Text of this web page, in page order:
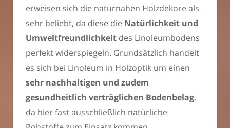
erweisen sich die naturnahen Holzdekore als
sehr beliebt, da diese die Natürlichkeit und
Umweltfreundlichkeit des Linoleumbodens
perfekt widerspiegeln. Grundsätzlich handelt
es sich bei Linoleum in Holzoptik um einen
sehr nachhaltigen und zudem
gesundheitlich verträglichen Bodenbelag,
da hier fast ausschließlich natürliche